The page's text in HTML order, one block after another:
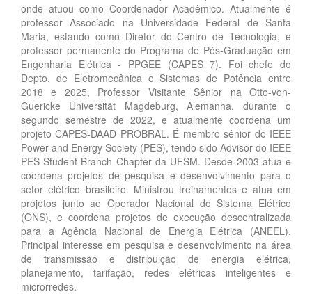
onde atuou como Coordenador Acadêmico. Atualmente é
professor Associado na Universidade Federal de Santa
Maria, estando como Diretor do Centro de Tecnologia, e
professor permanente do Programa de Pós-Graduação em
Engenharia Elétrica - PPGEE (CAPES 7). Foi chefe do
Depto. de Eletromecânica e Sistemas de Potência entre
2018 e 2025, Professor Visitante Sênior na Otto-von-
Guericke Universität Magdeburg, Alemanha, durante o
segundo semestre de 2022, e atualmente coordena um
projeto CAPES-DAAD PROBRAL. É membro sênior do IEEE
Power and Energy Society (PES), tendo sido Advisor do IEEE
PES Student Branch Chapter da UFSM. Desde 2003 atua e
coordena projetos de pesquisa e desenvolvimento para o
setor elétrico brasileiro. Ministrou treinamentos e atua em
projetos junto ao Operador Nacional do Sistema Elétrico
(ONS), e coordena projetos de execução descentralizada
para a Agência Nacional de Energia Elétrica (ANEEL).
Principal interesse em pesquisa e desenvolvimento na área
de transmissão e distribuição de energia elétrica,
planejamento, tarifação, redes elétricas inteligentes e
microrredes.